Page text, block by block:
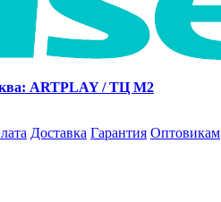
ARTPLAY / ТЦ М2
Доставка Гарантия Оптовикам